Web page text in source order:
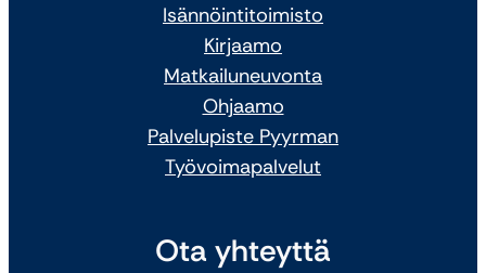
Isännöintitoimisto
Kirjaamo
Matkailuneuvonta
Ohjaamo
Palvelupiste Pyyrman
Työvoimapalvelut
Ota yhteyttä